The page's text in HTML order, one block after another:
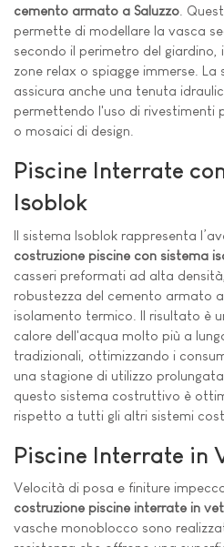
cemento armato a Saluzzo.
permette di modellare la vasca
secondo il perimetro del giardino,
zone relax o spiagge immerse.
assicura anche una tenuta
permettendo l'uso di rivestimenti
o mosaici di design.
Piscine Interrate
Isoblok
Il sistema Isoblok rappresenta
costruzione piscine con sistema
casseri preformati ad alta
robustezza del cemento armato
isolamento termico. Il risultato è
calore dell'acqua molto più a
tradizionali, ottimizzando i
una stagione di utilizzo
questo sistema costruttivo è
rispetto a tutti gli altri sistemi
Piscine Interrate in
Velocità di posa e finiture
costruzione piscine interrate in
vasche monoblocco sono